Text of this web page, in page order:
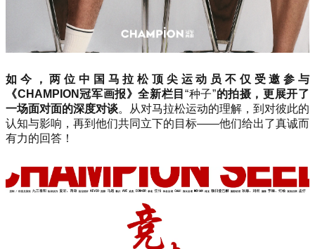
如今，两位中国马拉松顶尖运动员不仅受邀参与
《CHAMPION冠军画报》全新栏目 “种子”的拍摄，更展开了
一场面对面的深度对谈。
从对马拉松运动的理解，到对彼此的
认知与影响，再到他们共同立下的目标——他们给出了真诚而
有力的回答！